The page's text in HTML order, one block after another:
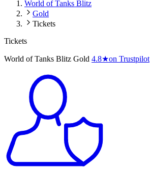
World of Tanks Blitz
Gold
Tickets
Tickets
World of Tanks Blitz Gold 4.8★on Trustpilot